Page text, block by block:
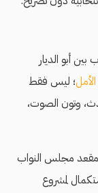
أبو الديار
؛ ليس فقط
وتون الصوت،
مقعد مجلس النواب
لمشروع